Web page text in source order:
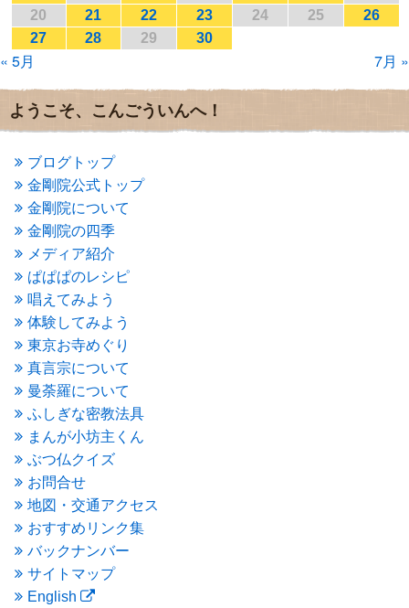
2017年1月(2)
2016年12月(4)
2016年11月(3)
2016年10月
2016年8月
2016年7月
(3)
2016年5月(3)
2016年4月
(4)
2016年3月 (4)
2016年2月 (5)
2016年1月(3)
2015年12月(6)
2015年11月 (4)
2015年10月
(4)
2015年9月(3)
2015年8月(4)
2015年7月(4)
2015年6月(3)
2015年5月(1)
2015年4月(1)
2015年3月 (3)
2015年2月(3)
2015年1月(1)
2014年12月
2014年9月(1)
2014年5月 (1)
2014年4月
2014年1月(1)
2013年11月 (4)
2013年10月
20 21 22 23 24 25
26
27
28 29 30
« 5月 7月 »
ようこそ、こんごういんへ！
ブログトップ
金剛院公式トップ
金剛院について
金剛院の四季
メディア紹介
ぱぱぱのレシピ
唱えてみよう
体験してみよう
東京お寺めぐり
真言宗について
曼荼羅について
ふしぎな密教法具
まんが小坊主くん
ぶつ仏クイズ
お問合せ
地図・交通アクセス
おすすめリンク集
バックナンバー
サイトマップ
English